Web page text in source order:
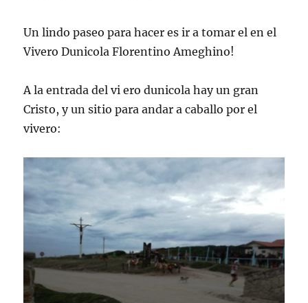
Un lindo paseo para hacer es ir a tomar el en el
Vivero Dunicola Florentino Ameghino!
A la entrada del vi ero dunicola hay un gran
Cristo, y un sitio para andar a caballo por el
vivero: